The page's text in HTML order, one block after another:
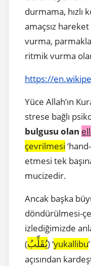
durmama, hızlı
amaçsız
vurma,
ritmik vurma
https://
Yüce Allah’ın
strese bağlı
bulgusu olan
çevrilmesi
etmesi tek
mucizedir.
Ancak başka
döndürülmesi-
izlediğimizde
(يُقَلِّبُ) ‘yukallibu
açısından